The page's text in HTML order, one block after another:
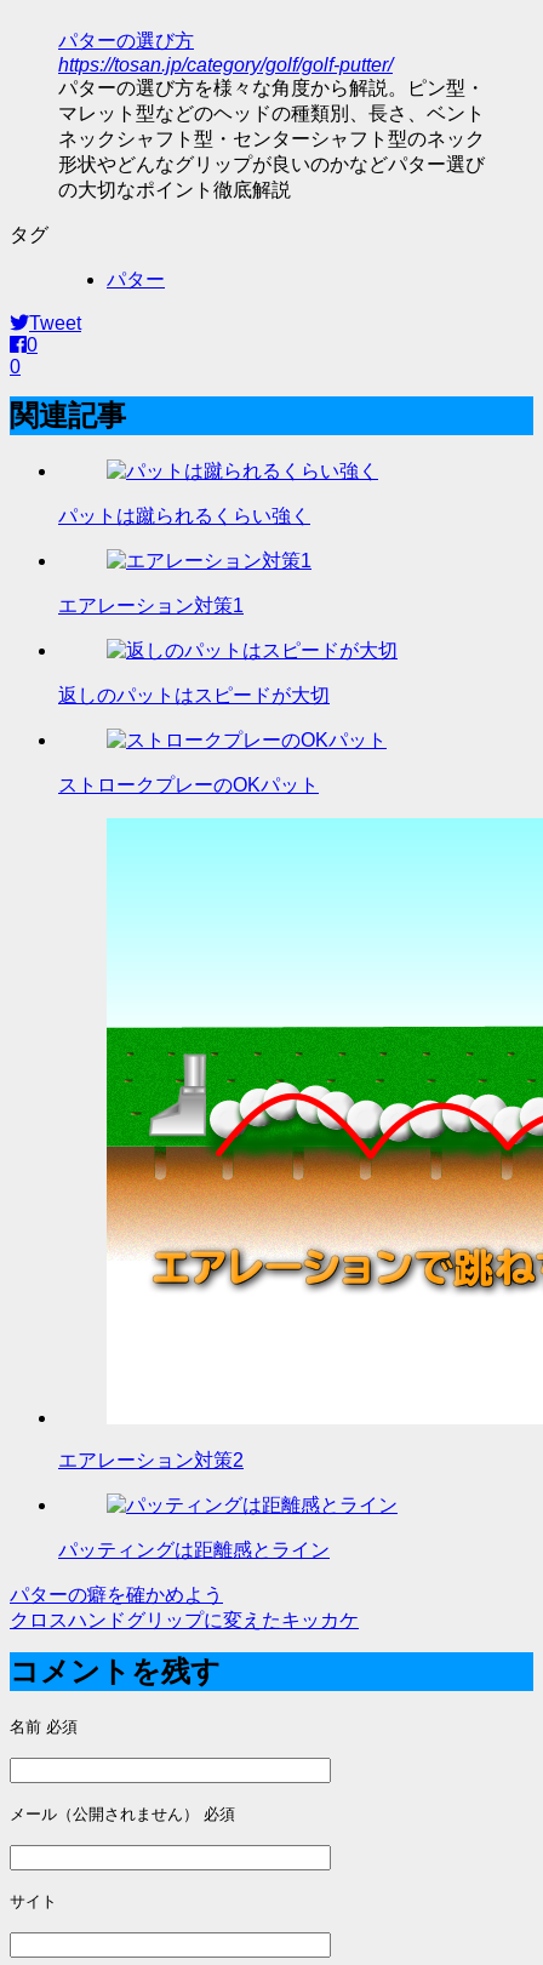
パターの選び方
https://tosan.jp/category/golf/golf-putter/
パターの選び方を様々な角度から解説。ピン型・
マレット型などのヘッドの種類別、長さ、ベント
ネックシャフト型・センターシャフト型のネック
形状やどんなグリップが良いのかなどパター選び
の大切なポイント徹底解説
タグ
パター
Tweet
0
0
関連記事
パットは蹴られるくらい強く
エアレーション対策1
返しのパットはスピードが大切
ストロークプレーのOKパット
エアレーション対策2
パッティングは距離感とライン
投
稿
ナ
ビ
ゲ
ー
シ
ョ
ン
パターの癖を確かめよう
クロスハンドグリップに変えたキッカケ
コメントを残す
名前 必須
メール（公開されません） 必須
サイト